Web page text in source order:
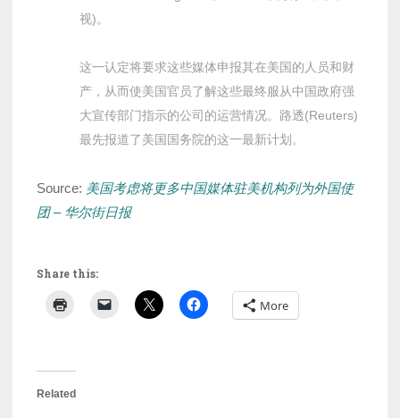
视)。
这一认定将要求这些媒体申报其在美国的人员和财
产，从而使美国官员了解这些最终服从中国政府强
大宣传部门指示的公司的运营情况。路透(Reuters)
最先报道了美国国务院的这一最新计划。
Source: 美国考虑将更多中国媒体驻美机构列为外国使
团 – 华尔街日报
Share this:
More
Related